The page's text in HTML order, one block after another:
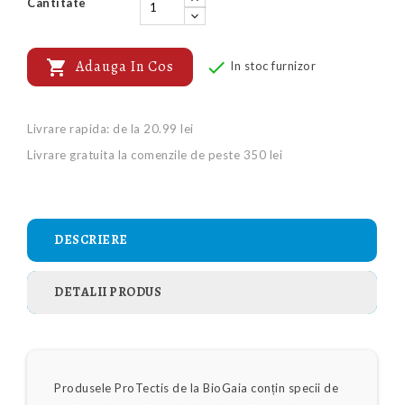
 Adauga In Cos  In stoc furnizor
Livrare rapida: de la 20.99 lei
Livrare gratuita la comenzile de peste 350 lei
DESCRIERE
DETALII PRODUS
Produsele ProTectis de la BioGaia conțin specii de